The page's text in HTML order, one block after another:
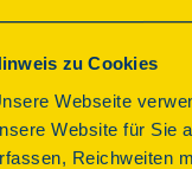
zu Cookies
Webseite
Website für Sie
Reichweiten
&